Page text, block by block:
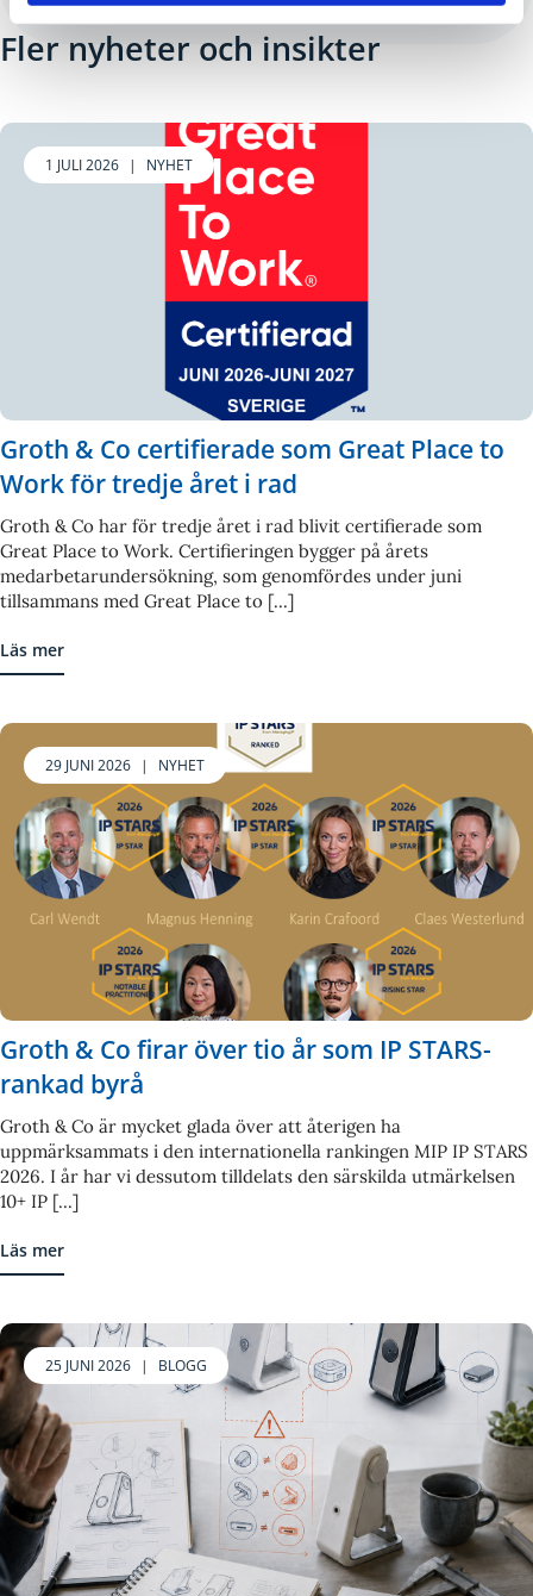
Fler nyheter och insikter
1 JULI 2026 | NYHET
Groth & Co certifierade som Great Place to
Work för tredje året i rad
Groth & Co har för tredje året i rad blivit certifierade som
Great Place to Work. Certifieringen bygger på årets
medarbetarundersökning, som genomfördes under juni
tillsammans med Great Place to [...]
Läs mer
29 JUNI 2026 | NYHET
Groth & Co firar över tio år som IP STARS-
rankad byrå
Groth & Co är mycket glada över att återigen ha
uppmärksammats i den internationella rankingen MIP IP STARS
2026. I år har vi dessutom tilldelats den särskilda utmärkelsen
10+ IP [...]
Läs mer
25 JUNI 2026 | BLOGG